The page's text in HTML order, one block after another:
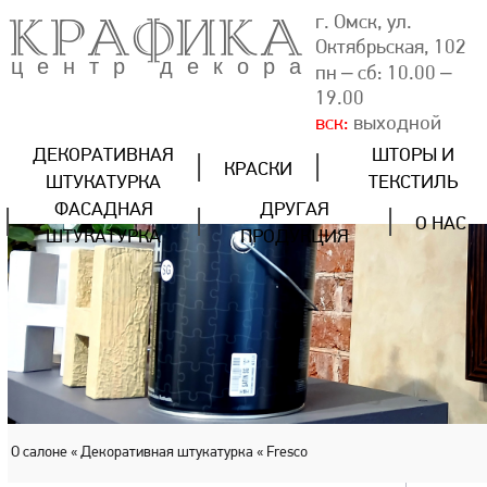
КРАФИКА
центр декора
г. Омск, ул.
Октябрьская, 102
пн – сб: 10.00 –
19.00
вск: выходной
ДЕКОРАТИВНАЯ
ШТУКАТУРКА
КРАСКИ
ШТОРЫ И
ТЕКСТИЛЬ
ФАСАДНАЯ
ШТУКАТУРКА
ДРУГАЯ
ПРОДУКЦИЯ
О НАС
О салоне « Декоративная штукатурка « Fresco